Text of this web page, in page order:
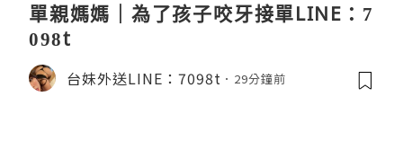
單親媽媽｜為了孩子咬牙接單LINE：7
098t
台妹外送LINE：7098t 29分鐘前